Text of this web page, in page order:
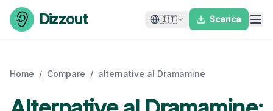
Skip to content
Dizzout 🇮🇹 Scarica
Home / Compare / alternative al Dramamine